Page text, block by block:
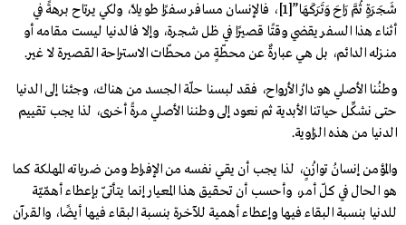
شَجَرَةٍ ثُمَّ رَاحَ وَتَرَكَهَا” [1] ، فالإنسان مسافر سفرًا طويلًا، ولكي يرتاح برهةً في
أثناء هذا السفر يقضي وقتًا قصيرًا في ظل شجرة، وإلا فالدنيا ليست مقامه أو
منـزله الدائم، بل هي عبارةٌ عن محطّةٍ من محطّات الاستراحة القصيرة لا غير.
وطنُنا الأصلي هو دارُ الأرواح، فقد لبسنا حلّة الجسد من هناك، وجئنا إلى الدنيا
حتى نشكِّل حياتنا الأبدية ثم نعود إلى وطننا الأصلي مرةً أخرى، لذا يجب تقييم
الدنيا من هذه الزاوية.
والمؤمن إنسانُ توازُنٍ، لذا يجب أن يقي نفسه من الإفراط ومن ضرباته المهلكة كما
هو الحال في كلّ أمر، وأحسب أن تحقيق هذا المعيار إنما يتأتّى بإعطاء أهمّيّة
للدنيا بنسبة البقاء فيها وإعطاء أهمية للآخرة بنسبة البقاء فيها أيضًا، والقرآن